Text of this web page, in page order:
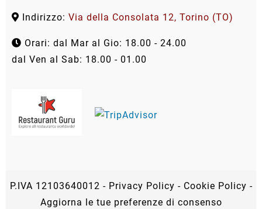
Indirizzo: Via della Consolata 12, Torino (TO)
Orari: dal Mar al Gio: 18.00 - 24.00
dal Ven al Sab: 18.00 - 01.00
P.IVA 12103640012 - Privacy Policy - Cookie Policy -
Aggiorna le tue preferenze di consenso